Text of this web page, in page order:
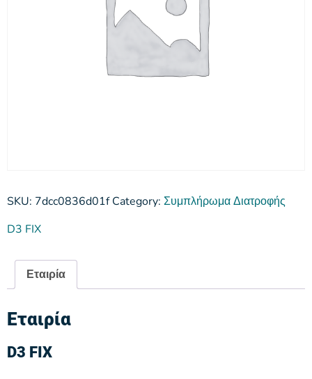
SKU: 7dcc0836d01f Category: Συμπλήρωμα Διατροφής
D3 FIX
Εταιρία
Εταιρία
D3 FIX